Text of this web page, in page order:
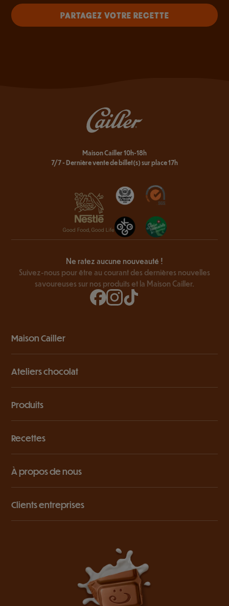
PARTAGEZ VOTRE RECETTE
Maison Cailler 10h-18h
7/7 - Dernière vente de billet(s) sur place 17h
Ne ratez aucune nouveauté !
Suivez-nous pour être au courant des dernières nouvelles
savoureuses sur nos produits et la Maison Cailler.
Maison Cailler
Ateliers chocolat
Produits
Recettes
À propos de nous
Clients entreprises